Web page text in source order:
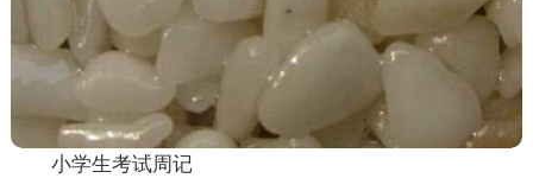
小学生考试周记